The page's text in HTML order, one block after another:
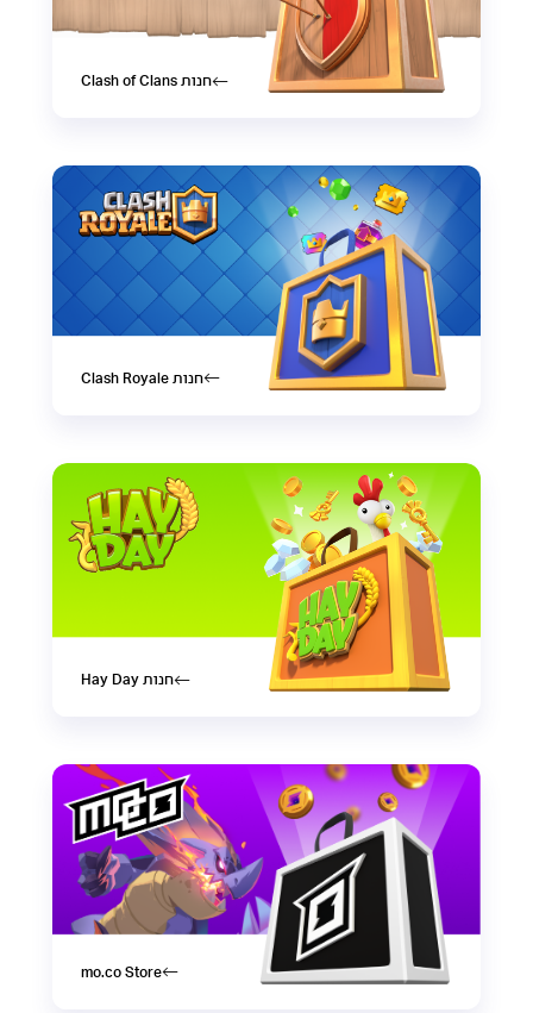
חנות Clash of Clans
חנות Clash Royale
חנות Hay Day
mo.co Store